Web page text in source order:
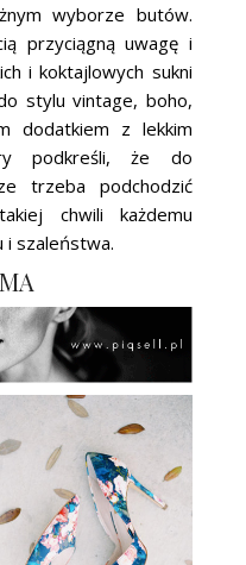
wyborze butów.
przyciągną uwagę i
i koktajlowych sukni
stylu vintage, boho,
dodatkiem z lekkim
podkreśli, że do
trzeba podchodzić
chwili każdemu
i szaleństwa.